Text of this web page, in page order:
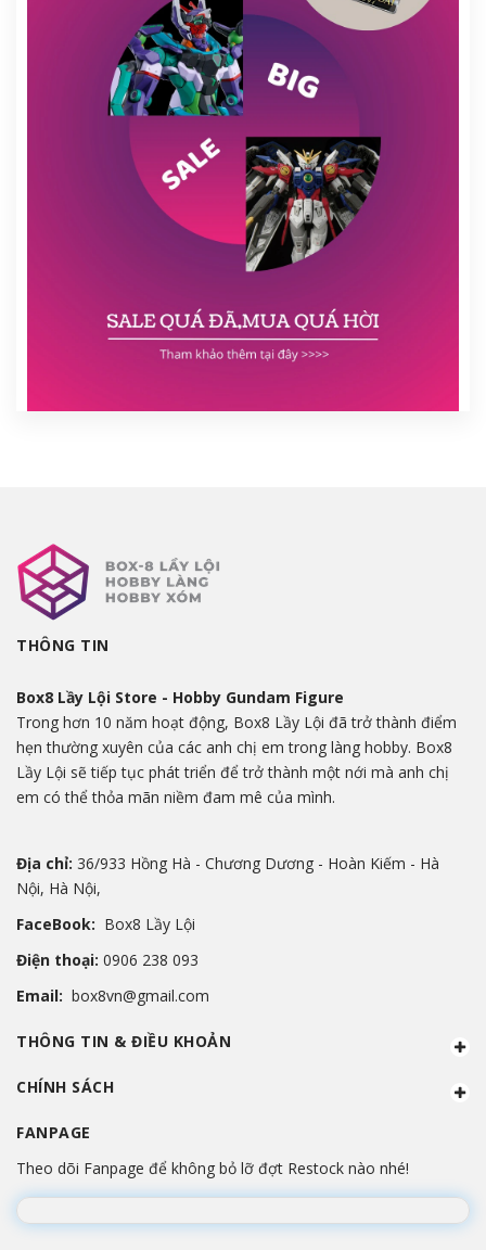
THÔNG TIN
Box8 Lầy Lội Store - Hobby Gundam Figure
Trong hơn 10 năm hoạt động, Box8 Lầy Lội đã trở thành điểm
hẹn thường xuyên của các anh chị em trong làng hobby. Box8
Lầy Lội sẽ tiếp tục phát triển để trở thành một nới mà anh chị
em có thể thỏa mãn niềm đam mê của mình.
Địa chỉ: 36/933 Hồng Hà - Chương Dương - Hoàn Kiếm - Hà
Nội, Hà Nội,
FaceBook: Box8 Lầy Lội
Điện thoại: 0906 238 093
Email: box8vn@gmail.com
THÔNG TIN & ĐIỀU KHOẢN
CHÍNH SÁCH
FANPAGE
Theo dõi Fanpage để không bỏ lỡ đợt Restock nào nhé!
Đang lắp ráp Fanpage...